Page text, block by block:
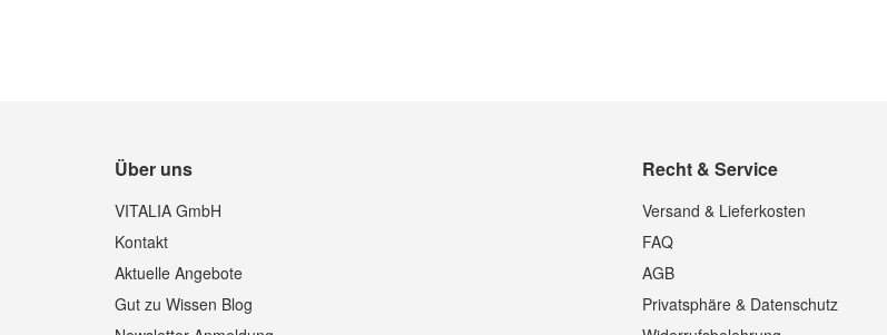
Über uns
VITALIA GmbH
Kontakt
Aktuelle Angebote
Gut zu Wissen Blog
Recht & Service
Versand & Lieferkosten
FAQ
AGB
Privatsphäre & Datenschutz